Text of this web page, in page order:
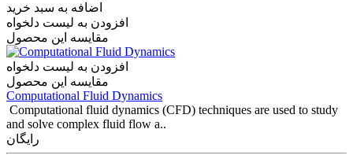
اضافه به سبد خرید
افزودن به لیست دلخواه
مقایسه این محصول
افزودن به لیست دلخواه
مقایسه این محصول
Computational Fluid Dynamics
Computational fluid dynamics (CFD) techniques are used to study
and solve complex fluid flow a..
رایگان